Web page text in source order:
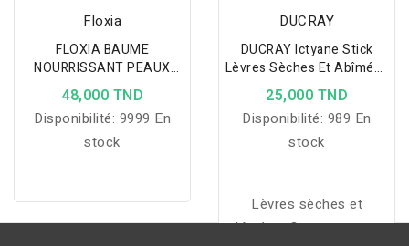
Floxia
FLOXIA BAUME
NOURRISSANT PEAUX
SECHES ET SENSIBLES
250ML
48,000 TND
Disponibilité: 9999 En
stock
DUCRAY
DUCRAY Ictyane Stick
Lèvres Sèches Et Abîmées
3g
25,000 TND
Disponibilité: 989 En
stock
Lèvres sèches et
abîmées. Contenance : 3